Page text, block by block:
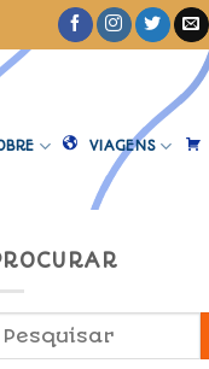
VIAGENS